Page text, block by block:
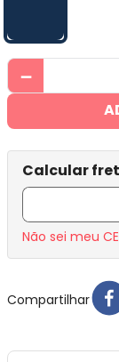
－
Não sei meu
Compartilhar